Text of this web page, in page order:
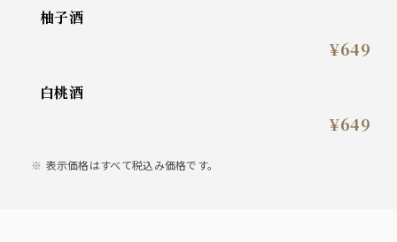
柚子酒
¥649
白桃酒
¥649
表示価格はすべて税込み価格です。